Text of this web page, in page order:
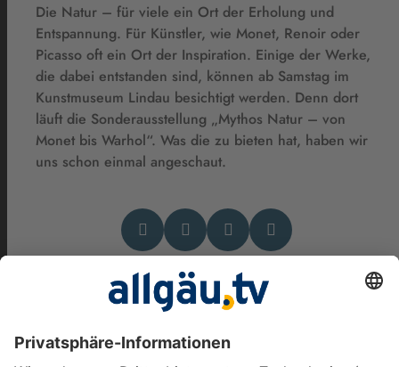
Die Natur – für viele ein Ort der Erholung und
Entspannung. Für Künstler, wie Monet, Renoir oder
Picasso oft ein Ort der Inspiration. Einige der Werke,
die dabei entstanden sind, können ab Samstag im
Kunstmuseum Lindau besichtigt werden. Denn dort
läuft die Sonderausstellung „Mythos Natur – von
Monet bis Warhol“. Was die zu bieten hat, haben wir
uns schon einmal angeschaut.
Das könnte Dich auch